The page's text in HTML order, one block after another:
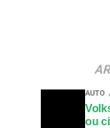
AUTO
ou